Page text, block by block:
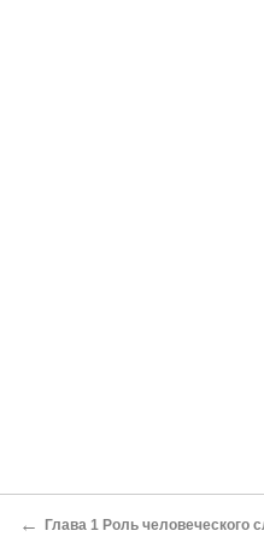
← Глава 1 Роль человеческого